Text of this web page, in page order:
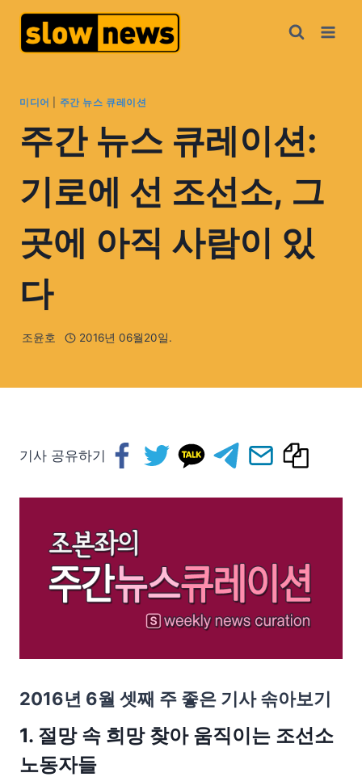
미디어 주간 뉴스 큐레이션
주간 뉴스 큐레이션:
기로에 선 조선소, 그
곳에 아직 사람이 있
다
조윤호 2016년 06월20일.
기사 공유하기
2016년 6월 셋째 주 좋은 기사 솎아보기
1. 절망 속 희망 찾아 움직이는 조선소
노동자들